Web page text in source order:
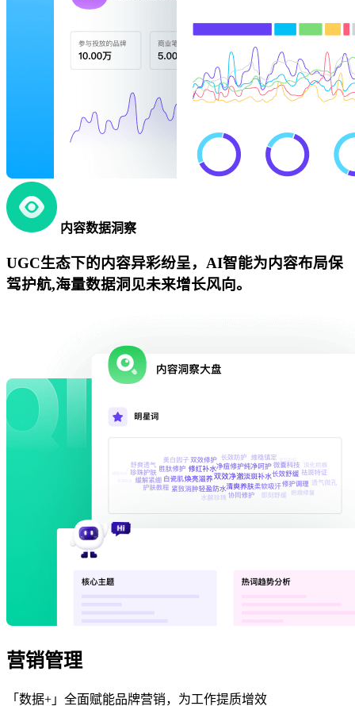
内容数据洞察
UGC生态下的内容异彩纷呈，AI智能为内容布局保
驾护航,海量数据洞见未来增长风向。
营销管理
「数据+」全面赋能品牌营销，为工作提质增效